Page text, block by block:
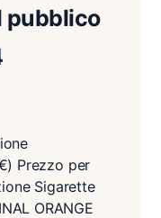
pubblico
Prezzo per
Sigarette
ORANGE